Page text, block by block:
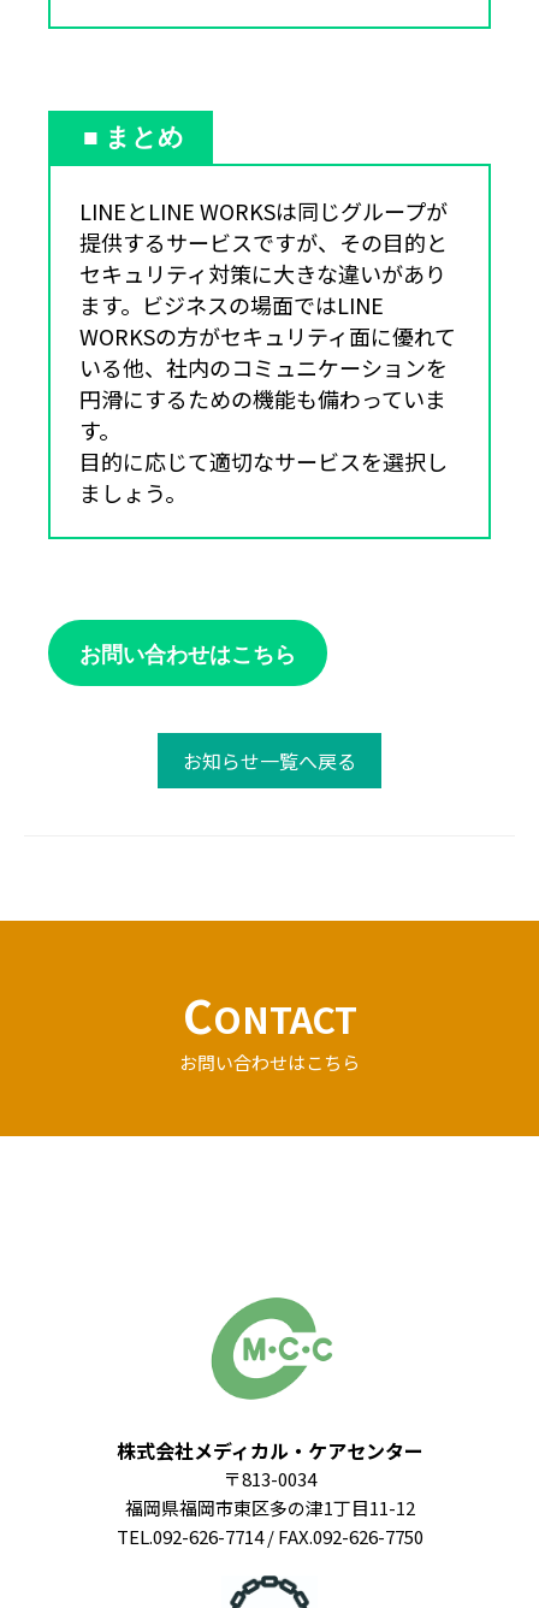
■ まとめ
LINEとLINE WORKSは同じグループが
提供するサービスですが、その目的と
セキュリティ対策に大きな違いがあり
ます。ビジネスの場面ではLINE
WORKSの方がセキュリティ面に優れて
いる他、社内のコミュニケーションを
円滑にするための機能も備わっていま
す。
目的に応じて適切なサービスを選択し
ましょう。
お問い合わせはこちら
お知らせ一覧へ戻る
CONTACT
お問い合わせはこちら
株式会社メディカル・ケアセンター
〒813-0034
福岡県福岡市東区多の津1丁目11-12
TEL.092-626-7714 / FAX.092-626-7750